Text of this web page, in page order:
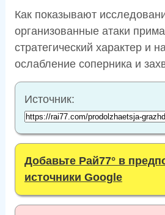
Как показывают
организованные атаки
стратегический характер и
ослабление соперника и
Источник:
Добавьте Рай77° в
источники Google